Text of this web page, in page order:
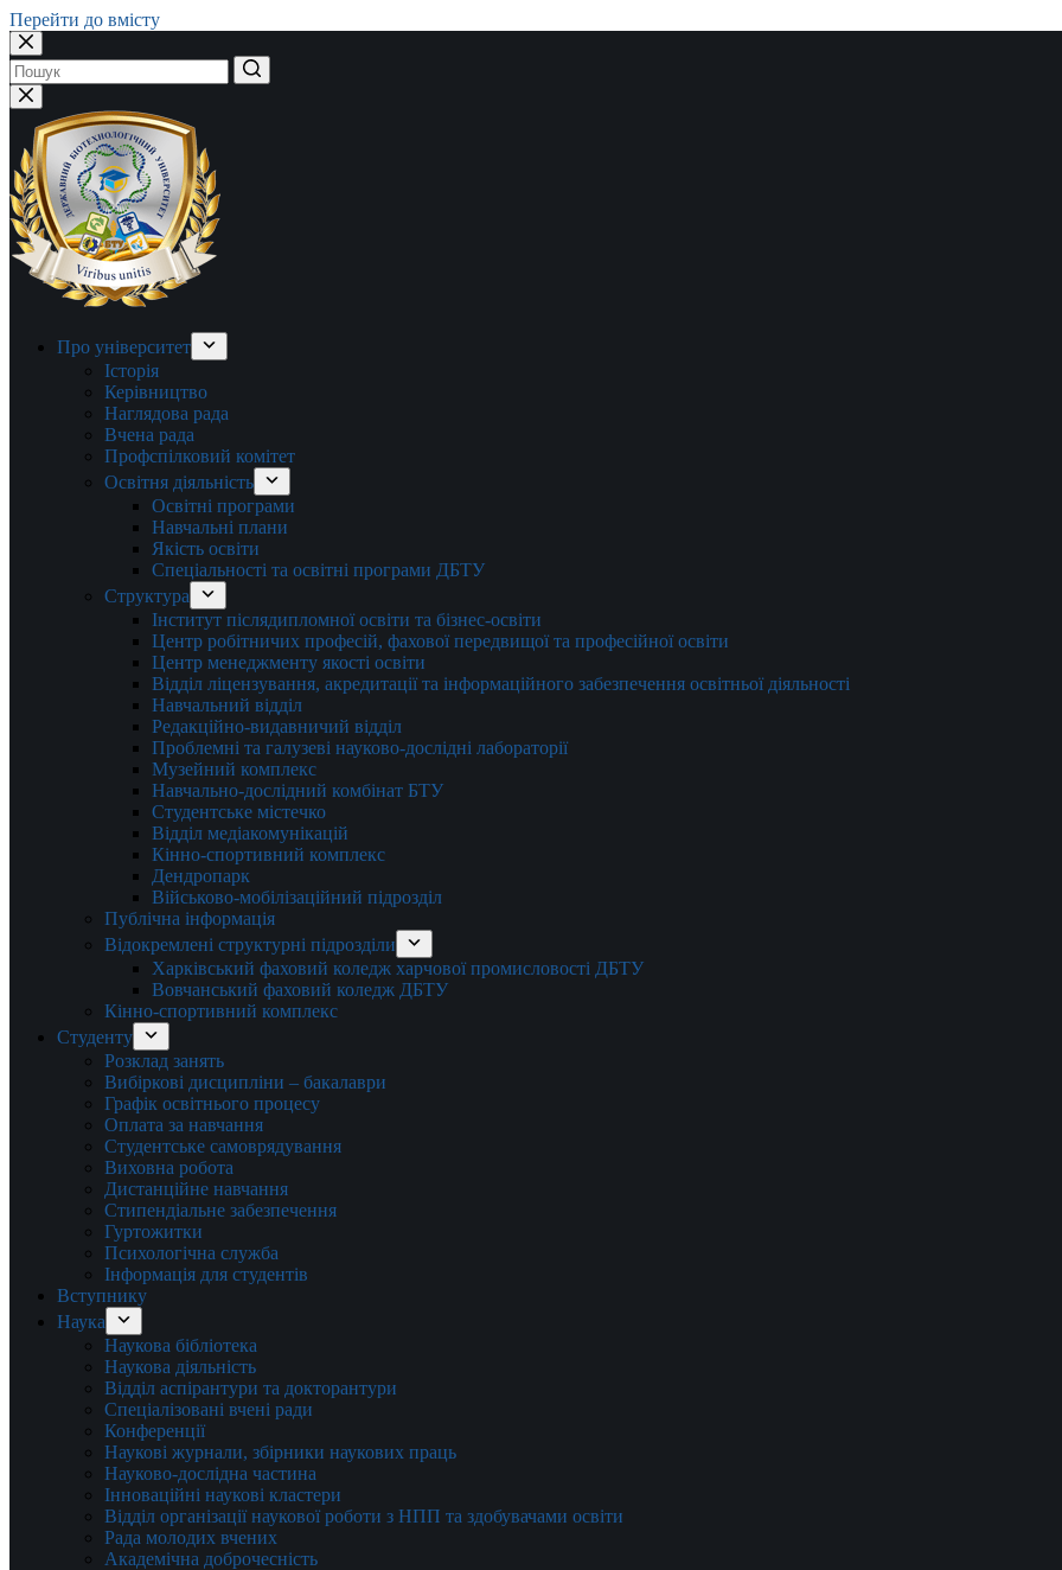
Перейти до вмісту
Немає
результатів
Про університет
Історія
Керівництво
Наглядова рада
Вчена рада
Профспілковий комітет
Освітня діяльність
Освітні програми
Навчальні плани
Якість освіти
Спеціальності та освітні програми ДБТУ
Структура
Інститут післядипломної освіти та бізнес-освіти
Центр робітничих професій, фахової передвищої та професійної освіти
Центр менеджменту якості освіти
Відділ ліцензування, акредитації та інформаційного забезпечення освітньої діяльності
Навчальний відділ
Редакційно-видавничий відділ
Проблемні та галузеві науково-дослідні лабораторії
Музейний комплекс
Навчально-дослідний комбінат БТУ
Студентське містечко
Відділ медіакомунікацій
Кінно-спортивний комплекс
Дендропарк
Військово-мобілізаційний підрозділ
Публічна інформація
Відокремлені структурні підрозділи
Харківський фаховий коледж харчової промисловості ДБТУ
Вовчанський фаховий коледж ДБТУ
Кінно-спортивний комплекс
Студенту
Розклад занять
Вибіркові дисципліни – бакалаври
Графік освітнього процесу
Оплата за навчання
Студентське самоврядування
Виховна робота
Дистанційне навчання
Стипендіальне забезпечення
Гуртожитки
Психологічна служба
Інформація для студентів
Вступнику
Наука
Наукова бібліотека
Наукова діяльність
Відділ аспірантури та докторантури
Спеціалізовані вчені ради
Конференції
Наукові журнали, збірники наукових праць
Науково-дослідна частина
Інноваційні наукові кластери
Відділ організації наукової роботи з НПП та здобувачами освіти
Рада молодих вчених
Академічна доброчесність